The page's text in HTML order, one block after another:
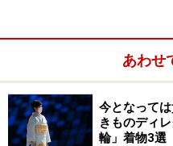
襦袢の仕立て
あわせ
今となって
きものディ
輪」着物3選